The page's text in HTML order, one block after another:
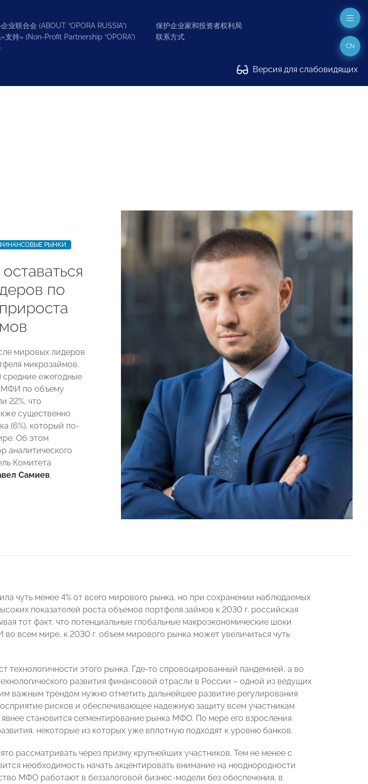
业联合会 (ABOUT “OPORA RUSSIA”)
支持» (Non-Profit Partnership “OPORA”)
保护企业家和投资者权利局
联系方式
Версия для слабовидящих
CN
РЫНКИ
по
мировых лидеров
микрозаймов.
средние ежегодные
МФИ по объему
22%, что
существенно
(6%), который по-
Об этом
аналитического
Комитета
Самиев.
чуть менее 4% от всего мирового рынка, но при сохранении наблюдаемых
показателей роста объемов портфеля займов к 2030 г. российская
тот факт, что потенциальные глобальные макроэкономические шоки
всем мире, к 2030 г. объем мирового рынка может увеличиться чуть
технологичности этого рынка. Где-то спровоцированный пандемией, а во
развития финансовой отрасли в России – одной из ведущих
важным трендом нужно отметить дальнейшее развитие регулирования
рисков и обеспечивающее надежную защиту всем участникам
становится сегментирование рынка МФО. По мере его взросления
некоторые из которых уже вплотную подходят к уровню банков.
рассматривать через призму крупнейших участников. Тем не менее с
необходимость начать акцентировать внимание на неоднородности
МФО работают в беззалоговой бизнес-модели без обеспечения, в